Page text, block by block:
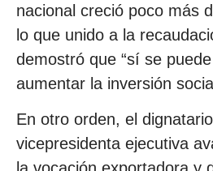
nacional creció poco más
lo que unido a la
demostró que “sí se
aumentar la inversión
En otro orden, el
vicepresidenta ejecutiva